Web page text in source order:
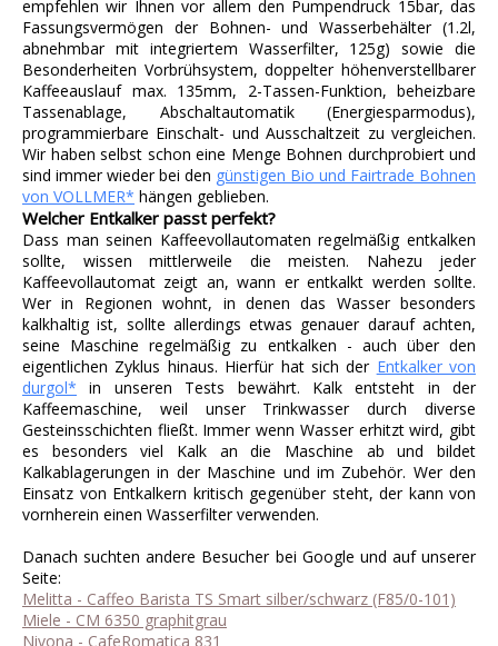
empfehlen wir Ihnen vor allem den Pumpendruck 15bar, das
Fassungsvermögen der Bohnen- und Wasserbehälter (1.2l,
abnehmbar mit integriertem Wasserfilter, 125g) sowie die
Besonderheiten Vorbrühsystem, doppelter höhenverstellbarer
Kaffeeauslauf max. 135mm, 2-Tassen-Funktion, beheizbare
Tassenablage, Abschaltautomatik (Energiesparmodus),
programmierbare Einschalt- und Ausschaltzeit zu vergleichen.
Wir haben selbst schon eine Menge Bohnen durchprobiert und
sind immer wieder bei den günstigen Bio und Fairtrade Bohnen
von VOLLMER* hängen geblieben.
Welcher Entkalker passt perfekt?
Dass man seinen Kaffeevollautomaten regelmäßig entkalken
sollte, wissen mittlerweile die meisten. Nahezu jeder
Kaffeevollautomat zeigt an, wann er entkalkt werden sollte.
Wer in Regionen wohnt, in denen das Wasser besonders
kalkhaltig ist, sollte allerdings etwas genauer darauf achten,
seine Maschine regelmäßig zu entkalken - auch über den
eigentlichen Zyklus hinaus. Hierfür hat sich der Entkalker von
durgol* in unseren Tests bewährt. Kalk entsteht in der
Kaffeemaschine, weil unser Trinkwasser durch diverse
Gesteinsschichten fließt. Immer wenn Wasser erhitzt wird, gibt
es besonders viel Kalk an die Maschine ab und bildet
Kalkablagerungen in der Maschine und im Zubehör. Wer den
Einsatz von Entkalkern kritisch gegenüber steht, der kann von
vornherein einen Wasserfilter verwenden.
Danach suchten andere Besucher bei Google und auf unserer
Seite:
Melitta - Caffeo Barista TS Smart silber/schwarz (F85/0-101)
Miele - CM 6350 graphitgrau
Nivona - CafeRomatica 831